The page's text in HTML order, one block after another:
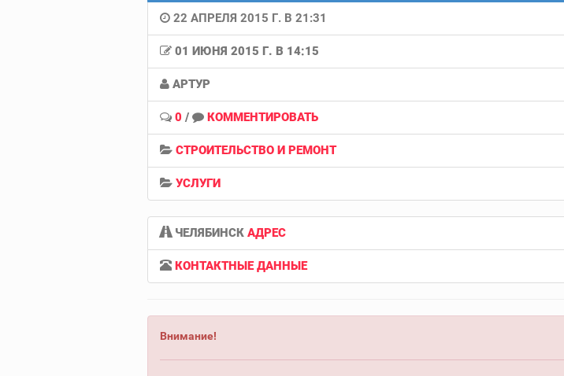
22 АПРЕЛЯ 2015 Г. В 21:31
01 ИЮНЯ 2015 Г. В 14:15
АРТУР
0 / КОММЕНТИРОВАТЬ
СТРОИТЕЛЬСТВО И РЕМОНТ
УСЛУГИ
ЧЕЛЯБИНСК АДРЕС
КОНТАКТНЫЕ ДАННЫЕ
Внимание!